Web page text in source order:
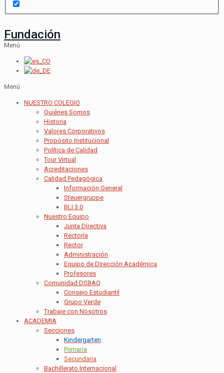
Fundación
Menú
Menú
NUESTRO COLEGIO
Quiénes Somos
Historia
Valores Corporativos
Propósito Institucional
Política de Calidad
Tour Virtual
Acreditaciones
Calidad Pedagógica
Información General
Steuergruppe
BLI 3.0
Nuestro Equipo
Junta Directiva
Rectoría
Rector
Administración
Equipo de Dirección Académica
Profesores
Comunidad DSBAQ
Consejo Estudiantil
Grupo Verde
Trabaje con Nosotros
ACADEMIA
Secciones
Kindergarten
Primaria
Secundaria
Bachillerato Internacional